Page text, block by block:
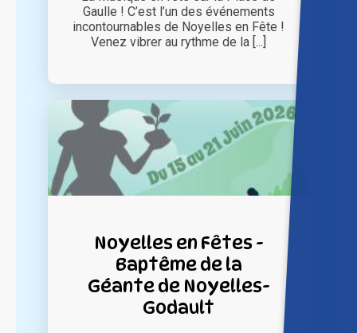
Gaulle ! C’est l’un des événements
incontournables de Noyelles en Fête !
Venez vibrer au rythme de la [...]
Noyelles en Fêtes -
Baptême de la
Géante de Noyelles-
Godault